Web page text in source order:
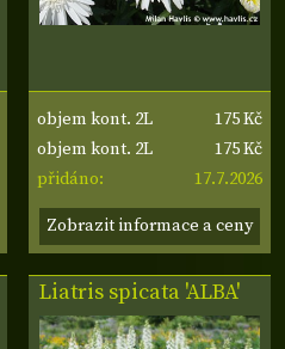
objem kont. 2L
175 Kč
objem kont. 2L
175 Kč
přidáno:
17.7.2026
Zobrazit informace a ceny
Liatris spicata 'ALBA'